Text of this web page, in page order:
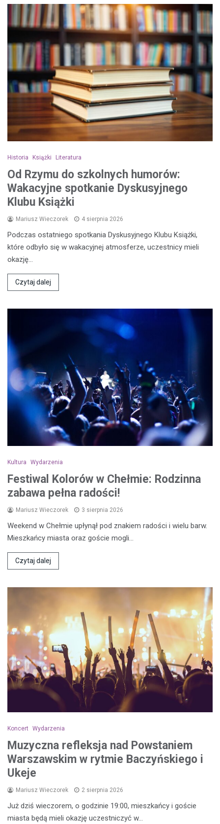
Historia Książki Literatura
Od Rzymu do szkolnych humorów:
Wakacyjne spotkanie Dyskusyjnego
Klubu Książki
Mariusz Wieczorek 4 sierpnia 2026
Podczas ostatniego spotkania Dyskusyjnego Klubu Książki,
które odbyło się w wakacyjnej atmosferze, uczestnicy mieli
okazję…
Czytaj dalej
Kultura Wydarzenia
Festiwal Kolorów w Chełmie: Rodzinna
zabawa pełna radości!
Mariusz Wieczorek 3 sierpnia 2026
Weekend w Chełmie upłynął pod znakiem radości i wielu barw.
Mieszkańcy miasta oraz goście mogli…
Czytaj dalej
Koncert Wydarzenia
Muzyczna refleksja nad Powstaniem
Warszawskim w rytmie Baczyńskiego i
Ukeje
Mariusz Wieczorek 2 sierpnia 2026
Już dziś wieczorem, o godzinie 19:00, mieszkańcy i goście
miasta będą mieli okazję uczestniczyć w…